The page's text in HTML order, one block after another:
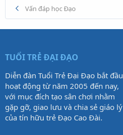
Vấn đáp học Đạo
TUỔI TRẺ ĐẠI ĐẠO
Diễn đàn Tuổi Trẻ Đại Đạo bắt đầu
hoạt động từ năm 2005 đến nay,
với mục đích tạo sân chơi nhằm
gặp gỡ, giao lưu và chia sẻ giáo lý
của tín hữu trẻ Đạo Cao Đài.